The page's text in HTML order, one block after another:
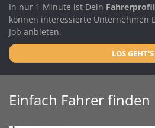
In nur 1 Minute ist Dein Fahrerprofil
können interessierte Unternehmen
Job anbieten.
LOS GEHT'S
Einfach Fahrer finden